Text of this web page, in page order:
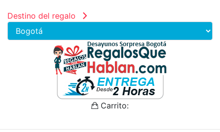
Destino del regalo
Carrito: